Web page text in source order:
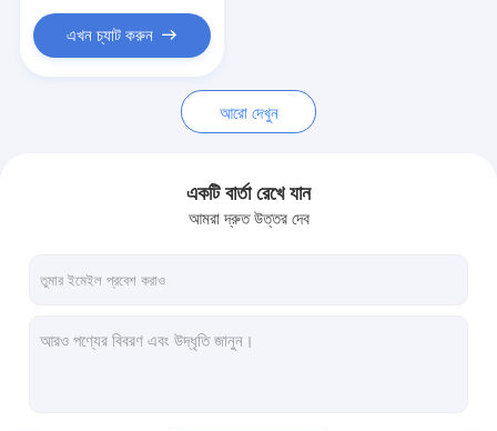
এখন চ্যাট করুন
আরো দেখুন
একটি বার্তা রেখে যান
আমরা দ্রুত উত্তর দেব